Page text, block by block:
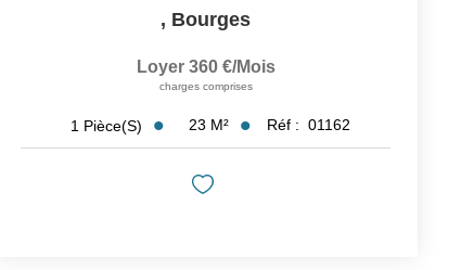
, Bourges
Loyer 360 €/mois
charges comprises
1 Pièce(s) 23 M² Réf : 01162